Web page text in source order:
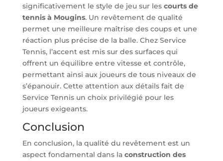
significativement le style de jeu sur les courts de
tennis à Mougins. Un revêtement de qualité
permet une meilleure maîtrise des coups et une
réaction plus précise de la balle. Chez Service
Tennis, l’accent est mis sur des surfaces qui
offrent un équilibre entre vitesse et contrôle,
permettant ainsi aux joueurs de tous niveaux de
s’épanouir. Cette attention aux détails fait de
Service Tennis un choix privilégié pour les
joueurs exigeants.
Conclusion
En conclusion, la qualité du revêtement est un
aspect fondamental dans la construction des